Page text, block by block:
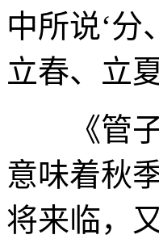
中所说‘分
立春、立
《管子
意味着秋
将来临，